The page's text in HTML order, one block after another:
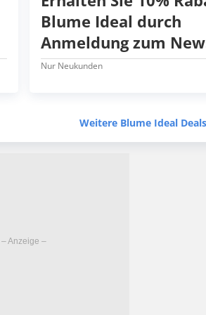
Blume Ideal durch
Anmeldung zum
Nur Neukunden
Weitere Blume Ideal